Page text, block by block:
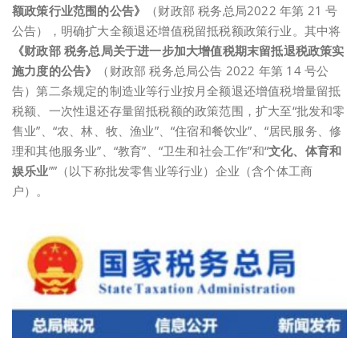
额政策行业范围的公告》
（财政部 税务总局2022 年第 21 号
公告），明确扩大全额退还增值税留抵税额政策行业。其中将
《财政部 税务总局关于进一步加大增值税期末留抵退税政策实
施力度的公告》
（财政部 税务总局公告 2022 年第 14 号公
告）第二条规定的制造业等行业按月全额退还增值税增量留抵
税额、一次性退还存量留抵税额的政策范围，扩大至“批发和零
售业”、“农、林、牧、渔业”、“住宿和餐饮业”、“居民服务、修
理和其他服务业”、“教育”、“卫生和社会工作”和“文化、体育和
娱乐业””（以下称批发零售业等行业）企业（含个体工商
户）。